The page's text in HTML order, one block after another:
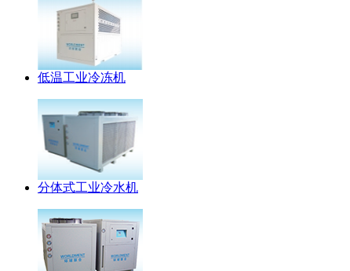
低温工业冷冻机
分体式工业冷水机